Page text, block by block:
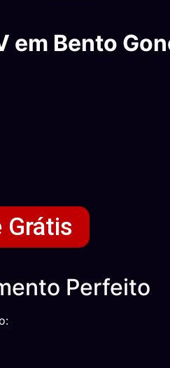
em Bento
Grátis
Perfeito